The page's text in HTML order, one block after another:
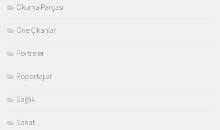
Okuma Parçası
Öne Çıkanlar
Portreler
Röportajlar
Sağlık
Sanat